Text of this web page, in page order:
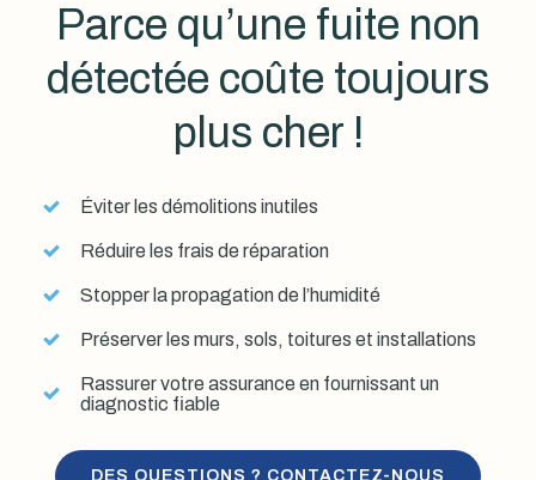
Parce qu’une fuite non
détectée coûte toujours
plus cher !
Éviter les démolitions inutiles
Réduire les frais de réparation
Stopper la propagation de l’humidité
Préserver les murs, sols, toitures et installations
Rassurer votre assurance en fournissant un
diagnostic fiable
DES QUESTIONS ? CONTACTEZ-NOUS